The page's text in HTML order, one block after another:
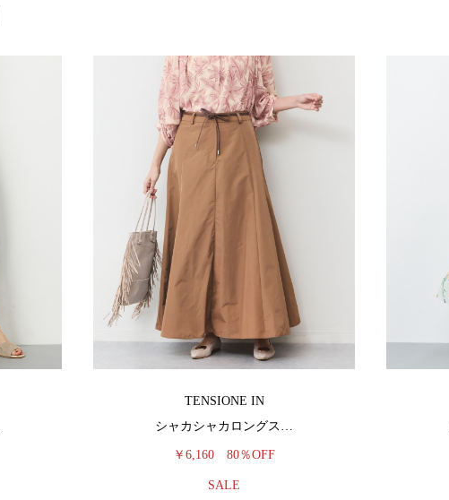
TENSIONE IN
シャカシャカロングス…
￥6,160 80％OFF
SALE